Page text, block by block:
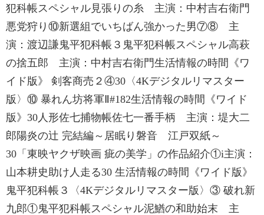
犯科帳スペシャル見張りの糸 主演：中村吉右衛門
悪党狩り⑩新選組でいちばん強かった男⑦⑧ 主
演：渡辺謙鬼平犯科帳３鬼平犯科帳スペシャル高萩
の捨五郎 主演：中村吉右衛門生活情報の時間《ワ
イド版》 剣客商売２④30〈4Kデジタルリマスター
版〉⑩ 暴れん坊将軍Ⅱ#182生活情報の時間《ワイド
版》30人形佐七捕物帳佐七一番手柄 主演：堤大二
郎陽炎の辻 完結編～居眠り磐音 江戸双紙～
30「東映ヤクザ映画 疵の美学」の作品紹介①i主演：
山本耕史助け人走る30 生活情報の時間《ワイド版》
鬼平犯科帳３〈4Kデジタルリマスター版〉③ 破れ新
九郎①鬼平犯科帳スペシャル泥鰌の和助始末 主